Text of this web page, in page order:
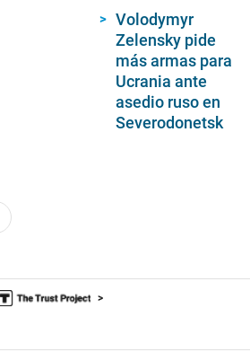
Volodymyr
Zelensky pide
más armas para
Ucrania ante
asedio ruso en
Severodonetsk